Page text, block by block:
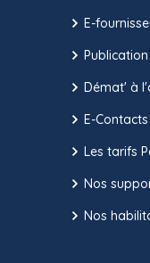
E-
Démat' à
E-Contacts
Les tarifs
Nos
Nos